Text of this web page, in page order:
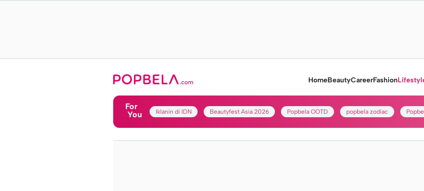
HomeBeautyCareerFashion
For
You
Iklanin di IDN Beautyfest Asia 2026 Popbela OOTD popbela zodiac